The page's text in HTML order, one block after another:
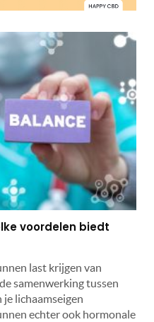
voordelen biedt
last krijgen van
samenwerking tussen
lichaamseigen
echter ook hormonale